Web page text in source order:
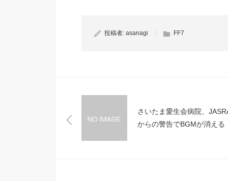
投稿者: asanagi FF7
さいたま愛生会病院、
からの警告でBGMが消える